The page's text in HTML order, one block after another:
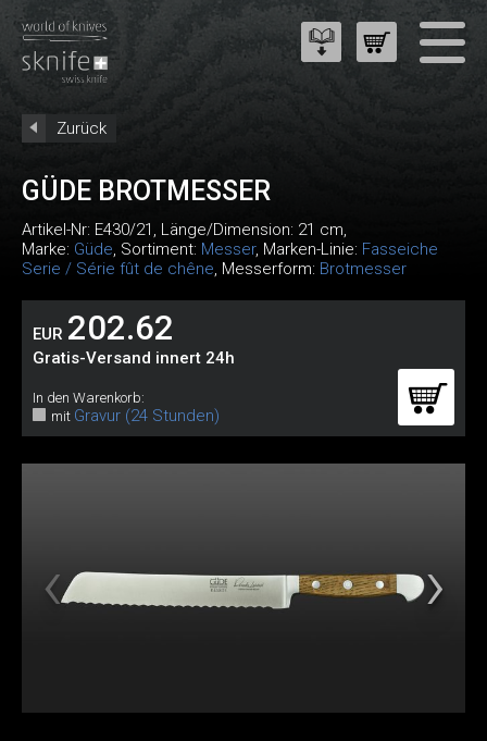
Zurück
GÜDE BROTMESSER
Artikel-Nr: E430/21 , Länge/Dimension: 21 cm,
Marke: Güde, Sortiment: Messer, Marken-Linie: Fasseiche
Serie / Série fût de chêne, Messerform: Brotmesser
EUR 202.62
Gratis-Versand innert 24h
In den Warenkorb:
mit Gravur (24 Stunden)